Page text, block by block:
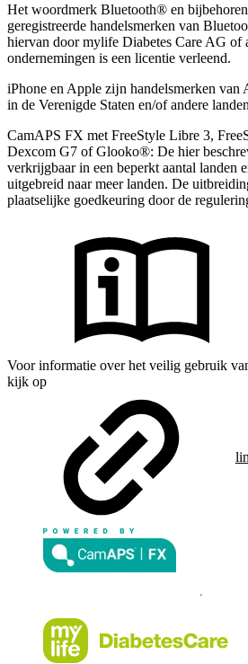
Het woordmerk Bluetooth® en
geregistreerde handelsmerken van
hiervan door mylife Diabetes Care AG of
ondernemingen is een licentie verleend.
iPhone en Apple zĳn handelsmerken van
in de Verenigde Staten en/of andere
CamAPS FX met FreeStyle Libre 3,
Dexcom G7 of Glooko®: De hier
verkrijgbaar in een beperkt aantal landen
uitgebreid naar meer landen. De
plaatselijke goedkeuring door de
Voor informatie over het veilig gebruik
kijk op